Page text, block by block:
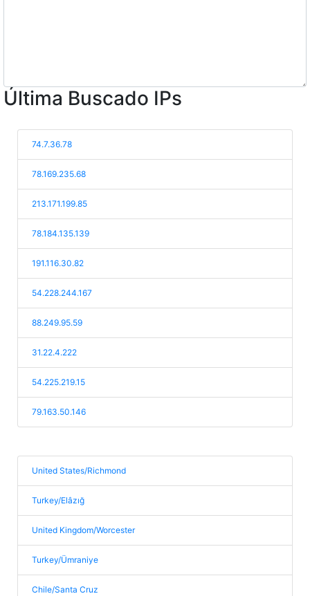
Última Buscado IPs
74.7.36.78
78.169.235.68
213.171.199.85
78.184.135.139
191.116.30.82
54.228.244.167
88.249.95.59
31.22.4.222
54.225.219.15
79.163.50.146
United States/Richmond
Turkey/Elâzığ
United Kingdom/Worcester
Turkey/Ümraniye
Chile/Santa Cruz